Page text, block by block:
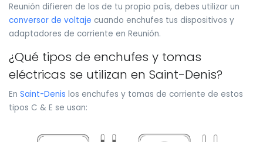
Reunión difieren de los de tu propio país, debes utilizar un
conversor de voltaje cuando enchufes tus dispositivos y
adaptadores de corriente en Reunión.
¿Qué tipos de enchufes y tomas
eléctricas se utilizan en Saint-Denis?
En Saint-Denis los enchufes y tomas de corriente de estos
tipos C & E se usan: